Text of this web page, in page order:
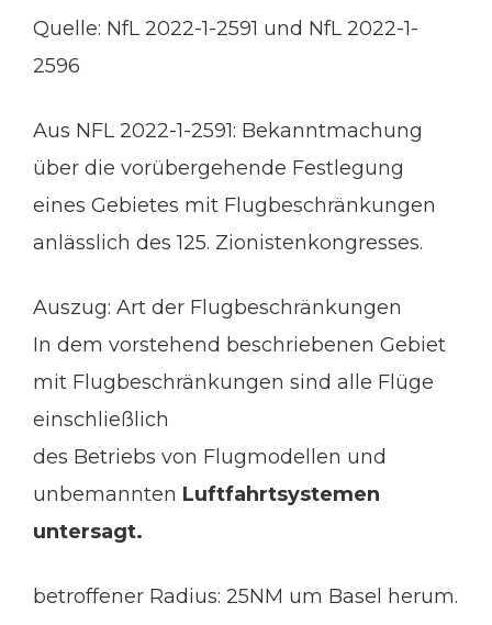
Quelle: NfL 2022-1-2591 und NfL 2022-1-
2596
Aus NFL 2022-1-2591: Bekanntmachung
über die vorübergehende Festlegung
eines Gebietes mit Flugbeschränkungen
anlässlich des 125. Zionistenkongresses.
Auszug: Art der Flugbeschränkungen
In dem vorstehend beschriebenen Gebiet
mit Flugbeschränkungen sind alle Flüge
einschließlich
des Betriebs von Flugmodellen und
unbemannten Luftfahrtsystemen
untersagt.
betroffener Radius: 25NM um Basel herum.